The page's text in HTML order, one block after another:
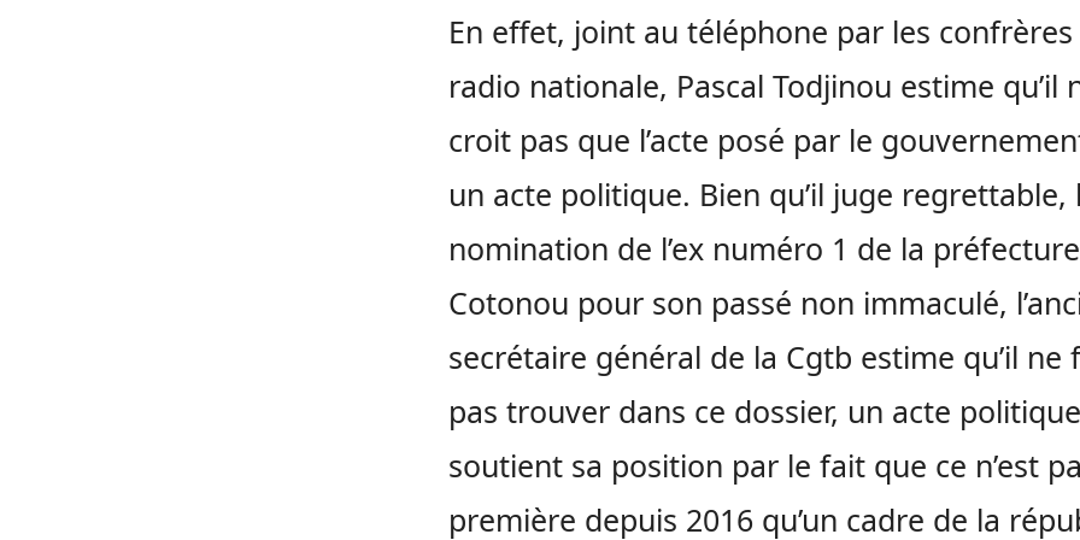
En effet, joint au téléphone par les
radio nationale, Pascal Todjinou estime qu’il
croit pas que l’acte posé par le
un acte politique. Bien qu’il juge regrettable,
nomination de l’ex numéro 1 de la
Cotonou pour son passé non immaculé,
secrétaire général de la Cgtb estime qu’il ne
pas trouver dans ce dossier, un acte
soutient sa position par le fait que ce n’est
première depuis 2016 qu’un cadre de la